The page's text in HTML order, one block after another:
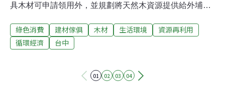
具木材可申請領用外，並規劃將天然木資源提供給外埔綠
回收的天然木資源除開放民眾申請領用外，環保局指出，
2018年整建完工的外埔綠能生態園區已進入第一期試運轉
2000公噸的木資源量作綠能發電。環保局指出，外埔綠能
綠色消費 建材傢俱 木材 生活環境
資源再利用
循環經濟
台中
01 02 03 04